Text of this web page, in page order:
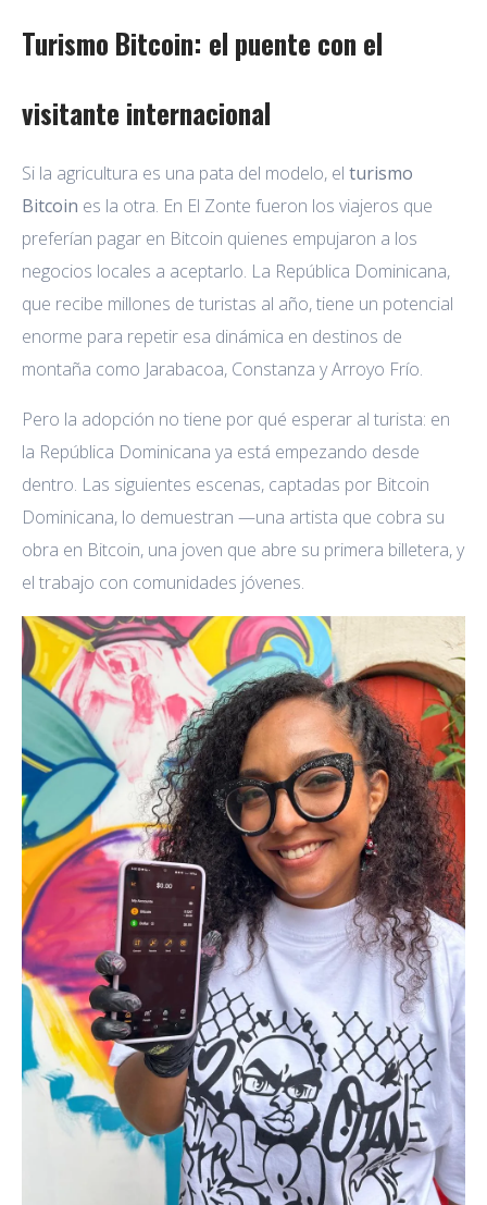
Turismo Bitcoin: el puente con el
visitante internacional
Si la agricultura es una pata del modelo, el turismo
Bitcoin es la otra. En El Zonte fueron los viajeros que
preferían pagar en Bitcoin quienes empujaron a los
negocios locales a aceptarlo. La República Dominicana,
que recibe millones de turistas al año, tiene un potencial
enorme para repetir esa dinámica en destinos de
montaña como Jarabacoa, Constanza y Arroyo Frío.
Pero la adopción no tiene por qué esperar al turista: en
la República Dominicana ya está empezando desde
dentro. Las siguientes escenas, captadas por Bitcoin
Dominicana, lo demuestran —una artista que cobra su
obra en Bitcoin, una joven que abre su primera billetera, y
el trabajo con comunidades jóvenes.